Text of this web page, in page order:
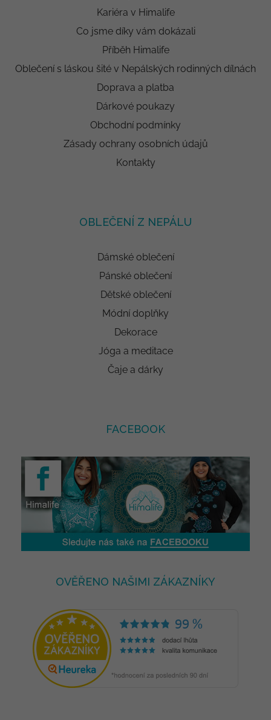
Kariéra v Himalife
Co jsme díky vám dokázali
Příběh Himalife
Oblečení s láskou šité v Nepálských rodinných dílnách
Doprava a platba
Dárkové poukazy
Obchodní podmínky
Zásady ochrany osobních údajů
Kontakty
OBLEČENÍ Z NEPÁLU
Dámské oblečení
Pánské oblečení
Dětské oblečení
Módní doplňky
Dekorace
Jóga a meditace
Čaje a dárky
FACEBOOK
OVĚŘENO NAŠIMI ZÁKAZNÍKY